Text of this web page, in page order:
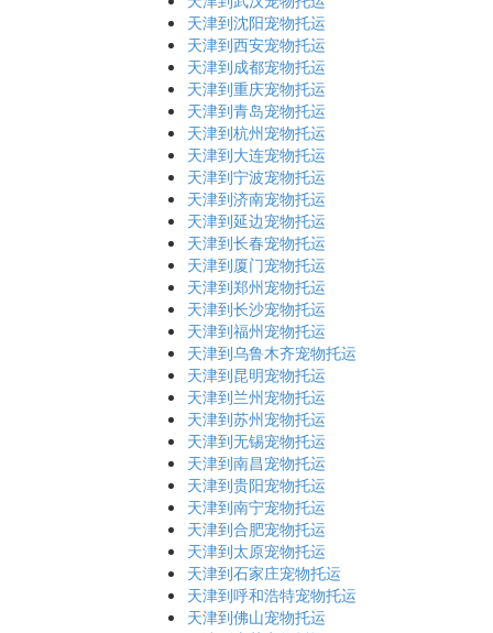
天津到沈阳宠物托运
天津到西安宠物托运
天津到成都宠物托运
天津到重庆宠物托运
天津到青岛宠物托运
天津到杭州宠物托运
天津到大连宠物托运
天津到宁波宠物托运
天津到济南宠物托运
天津到延边宠物托运
天津到长春宠物托运
天津到厦门宠物托运
天津到郑州宠物托运
天津到长沙宠物托运
天津到福州宠物托运
天津到乌鲁木齐宠物托运
天津到昆明宠物托运
天津到兰州宠物托运
天津到苏州宠物托运
天津到无锡宠物托运
天津到南昌宠物托运
天津到贵阳宠物托运
天津到南宁宠物托运
天津到合肥宠物托运
天津到太原宠物托运
天津到石家庄宠物托运
天津到呼和浩特宠物托运
天津到佛山宠物托运